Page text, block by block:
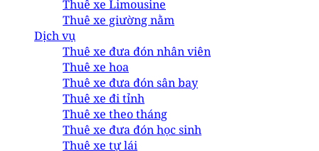
Thuê xe Limousine
Thuê xe giường nằm
Dịch vụ
Thuê xe đưa đón nhân viên
Thuê xe hoa
Thuê xe đưa đón sân bay
Thuê xe đi tỉnh
Thuê xe theo tháng
Thuê xe đưa đón học sinh
Thuê xe tự lái